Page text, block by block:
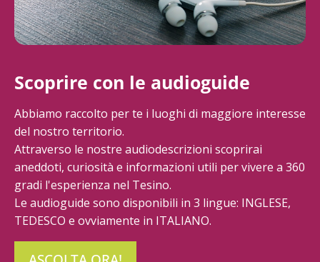
Scoprire con le audioguide
Abbiamo raccolto per te i luoghi di maggiore interesse
del nostro territorio.
Attraverso le nostre audiodescrizioni scoprirai
aneddoti, curiosità e informazioni utili per vivere a 360
gradi l'esperienza nel Tesino.
Le audioguide sono disponibili in 3 lingue: INGLESE,
TEDESCO e ovviamente in ITALIANO.